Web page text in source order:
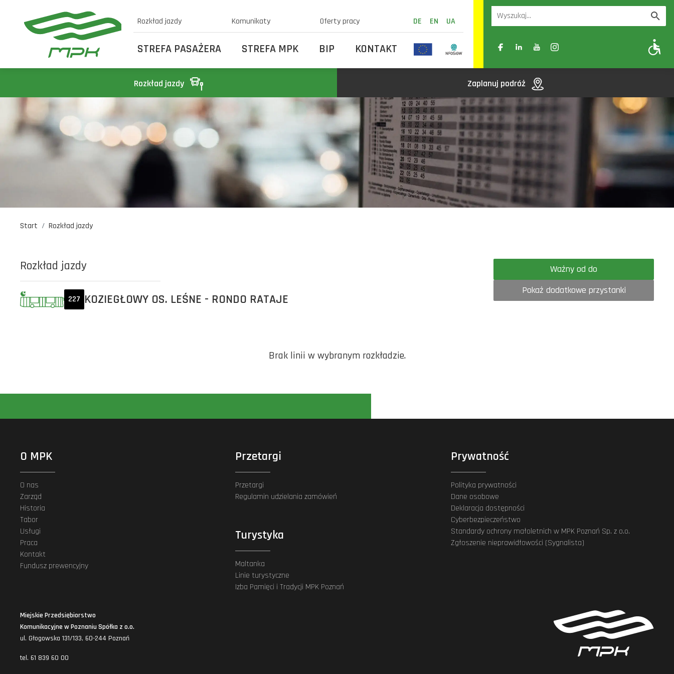
Rozkład jazdy Komunikaty Oferty pracy DE EN UA
STREFA PASAŻERA STREFA MPK BIP KONTAKT A- A A+
Rozkład jazdy Zaplanuj podróż
Start Rozkład jazdy
Rozkład jazdy
227 KOZIEGŁOWY OS. LEŚNE - RONDO RATAJE
Ważny od do
Pokaż dodatkowe przystanki
Brak linii w wybranym rozkładzie.
O MPK
O nas
Zarząd
Historia
Tabor
Usługi
Praca
Kontakt
Fundusz prewencyjny
Przetargi
Przetargi
Regulamin udzielania zamówień
Turystyka
Maltanka
Linie turystyczne
Izba Pamięci i Tradycji MPK Poznań
Prywatność
Polityka prywatności
Dane osobowe
Deklaracja dostępności
Cyberbezpieczeństwo
Standardy ochrony małoletnich w MPK Poznań Sp. z o.o.
Zgłoszenie nieprawidłowości (Sygnalista)
Miejskie Przedsiębiorstwo
Komunikacyjne w Poznaniu Spółka z o.o.
ul. Głogowska 131/133, 60-244 Poznań
tel. 61 839 60 00